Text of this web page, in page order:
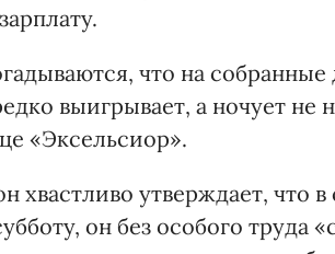
что на собранные
выигрывает, а ночует не
«Эксельсиор».
хвастливо утверждает, что
он без особого труда